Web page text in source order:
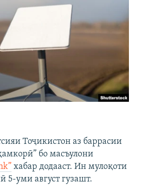
Тоҷикистон аз баррасии
бо масъулони
хабар додааст. Ин мулоқоти
5-уми август гузашт.